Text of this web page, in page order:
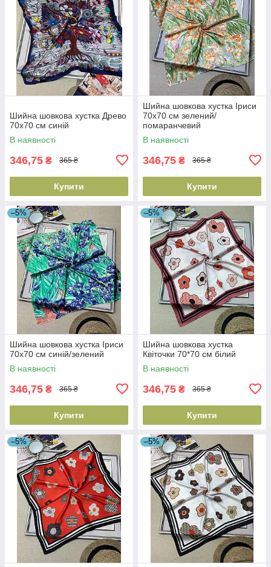
Шийна шовкова хустка Древо
70х70 см синій
В наявності
346,75 ₴ 365 ₴
Купити
Шийна шовкова хустка Іриси
70х70 см зелений/
помаранчевий
В наявності
346,75 ₴ 365 ₴
Купити
–5%
Шийна шовкова хустка Іриси
70х70 см синій/зелений
В наявності
346,75 ₴ 365 ₴
Купити
–5%
Шийна шовкова хустка
Квіточки 70*70 см білий
В наявності
346,75 ₴ 365 ₴
Купити
–5% –5%